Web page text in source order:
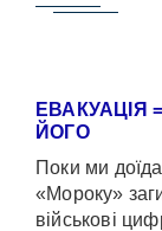
ЕВАКУАЦІЯ
ЙОГО
Поки ми
«Мороку»
військові